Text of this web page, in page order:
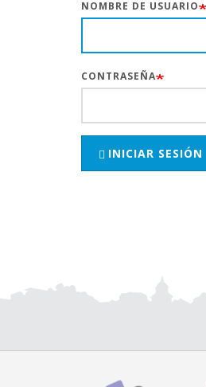
NOMBRE DE USUARIO
CONTRASEÑA
INICIAR SESIÓN